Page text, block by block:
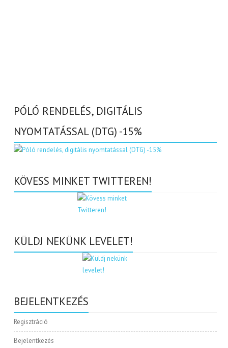
PÓLÓ RENDELÉS, DIGITÁLIS
NYOMTATÁSSAL (DTG) -15%
KÖVESS MINKET TWITTEREN!
KÜLDJ NEKÜNK LEVELET!
BEJELENTKEZÉS
Regisztráció
Bejelentkezés